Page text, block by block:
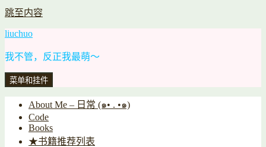
跳至内容
liuchuo
我不管，反正我最萌～
菜单和挂件
About Me – 日常 (๑• . •๑)
Code
Books
★书籍推荐列表